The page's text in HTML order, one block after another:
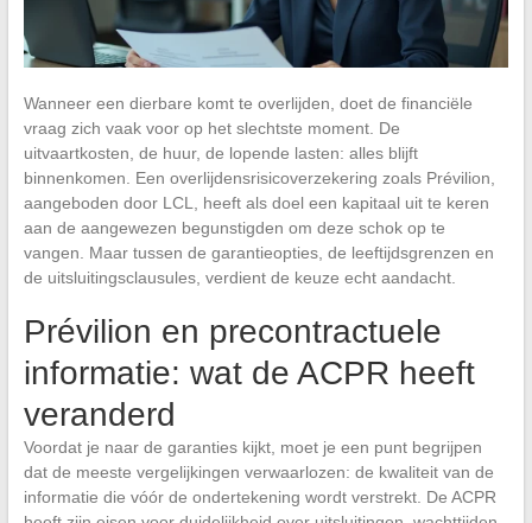
Wanneer een dierbare komt te overlijden, doet de financiële
vraag zich vaak voor op het slechtste moment. De
uitvaartkosten, de huur, de lopende lasten: alles blijft
binnenkomen. Een overlijdensrisicoverzekering zoals Prévilion,
aangeboden door LCL, heeft als doel een kapitaal uit te keren
aan de aangewezen begunstigden om deze schok op te
vangen. Maar tussen de garantieopties, de leeftijdsgrenzen en
de uitsluitingsclausules, verdient de keuze echt aandacht.
Prévilion en precontractuele
informatie: wat de ACPR heeft
veranderd
Voordat je naar de garanties kijkt, moet je een punt begrijpen
dat de meeste vergelijkingen verwaarlozen: de kwaliteit van de
informatie die vóór de ondertekening wordt verstrekt. De ACPR